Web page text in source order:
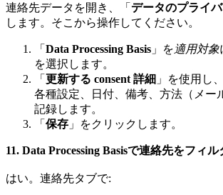
連絡先データを開き、「 データのプライ
します。そこから操作してください。
「 Data Processing Basis 」を適用対象
を選択します。
「 更新する consent 詳細 」を使用し
各種設定、日付、備考、方法（メー
記録します。
「 保存 」をクリックします。
11. Data Processing Basisで連絡先をフィ
はい。連絡先タブで: